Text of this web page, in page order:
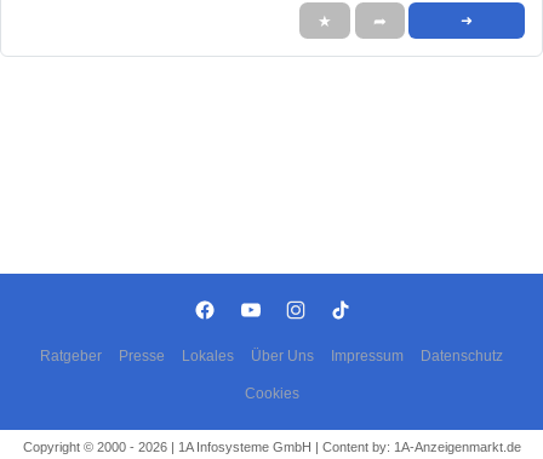
★ ➦ ➜
Ratgeber Presse Lokales Über Uns Impressum Datenschutz
Cookies
Copyright © 2000 - 2026 | 1A Infosysteme GmbH | Content by: 1A-Anzeigenmarkt.de